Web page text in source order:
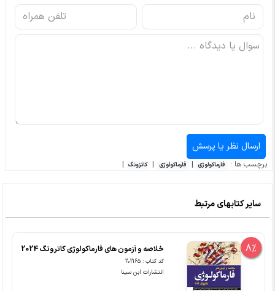
برچسب ها : فارماکولوژی | فارماکولوژی | کاتزونگ |
سایر کتابهای مرتبط
8% خلاصه و آزمون های فارماکولوژی کاترونگ 2024
کد کتاب : 202165
انتشارات ابن سینا